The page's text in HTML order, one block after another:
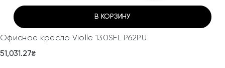
В КОРЗИНУ
Офисное кресло Violle 130SFL P62PU
51,031.27₴